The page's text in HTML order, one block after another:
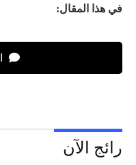
في هذا المقال:
رائج الآن